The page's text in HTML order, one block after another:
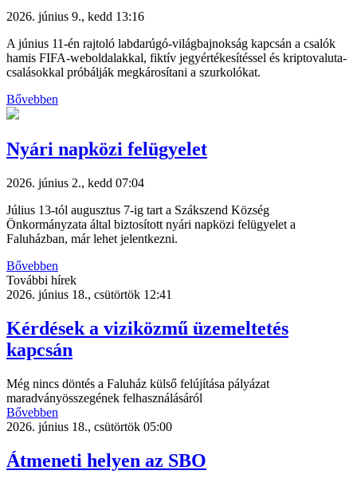
2026. június 9., kedd 13:16
A június 11-én rajtoló labdarúgó-világbajnokság kapcsán a csalók
hamis FIFA-weboldalakkal, fiktív jegyértékesítéssel és kriptovaluta-
csalásokkal próbálják megkárosítani a szurkolókat.
Bővebben
Nyári napközi felügyelet
2026. június 2., kedd 07:04
Július 13-tól augusztus 7-ig tart a Szákszend Község
Önkormányzata által biztosított nyári napközi felügyelet a
Faluházban, már lehet jelentkezni.
Bővebben
További hírek
2026. június 18., csütörtök 12:41
Kérdések a viziközmű üzemeltetés
kapcsán
Még nincs döntés a Faluház külső felújítása pályázat
maradványösszegének felhasználásáról
Bővebben
2026. június 18., csütörtök 05:00
Átmeneti helyen az SBO